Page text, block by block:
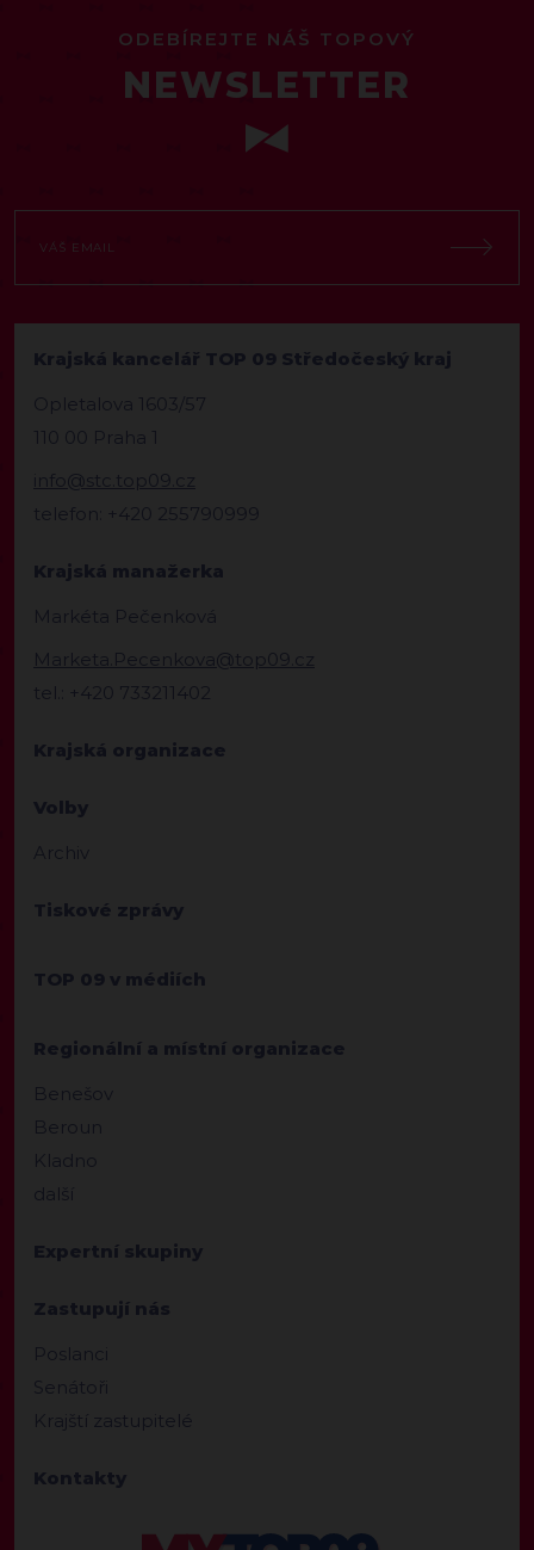
ODEBÍREJTE NÁŠ TOPOVÝ
NEWSLETTER
Krajská kancelář TOP 09 Středočeský kraj
Opletalova 1603/57
110 00 Praha 1
info@stc.top09.cz
telefon: +420 255790999
Krajská manažerka
Markéta Pečenková
Marketa.Pecenkova@top09.cz
tel.: +420 733211402
Krajská organizace
Volby
Archiv
Tiskové zprávy
TOP 09 v médiích
Regionální a místní organizace
Benešov
Beroun
Kladno
další
Expertní skupiny
Zastupují nás
Poslanci
Senátoři
Krajští zastupitelé
Kontakty